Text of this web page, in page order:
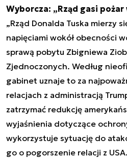
Wyborcza: „Rząd gasi pożar
„Rząd Donalda Tuska mierzy
napięciami wokół obecności
sprawą pobytu Zbigniewa
Zjednoczonych. Według
gabinet uznaje to za
relacjach z administracją
zatrzymać redukcję
wyjaśnienia dotyczące
wykorzystuje sytuację do
go o pogorszenie relacji z